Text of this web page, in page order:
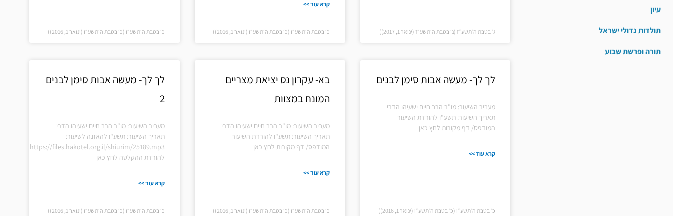
עיון
תולדות גדולי ישראל
תורה ופרשת שבוע
ג׳ בטבת ה׳תשע״ז (ג׳ בטבת ה׳תשע״ז (ינואר 1, 2017))
קרא עוד >>
כ׳ בטבת ה׳תשע״ו (כ׳ בטבת ה׳תשע״ו (ינואר 1, 2016)) כ׳ בטבת ה׳תשע״ו (כ׳ בטבת ה׳תשע״ו (ינואר 1, 2016))
לך לך- מעשה אבות סימן לבנים
מעביר השיעור: מו"ר הרב חיים ישעיהו הדרי
תאריך השיעור: תשע"ו להורדת השיעור
המודפס/ דף מקורות לחץ כאן
קרא עוד >>
כ׳ בטבת ה׳תשע״ו (כ׳ בטבת ה׳תשע״ו (ינואר 1, 2016))
בא- עקרון נס יציאת מצריים
המונח במצוות
מעביר השיעור: מו"ר הרב חיים ישעיהו הדרי
תאריך השיעור: תשע"ו להורדת השיעור
המודפס/ דף מקורות לחץ כאן
קרא עוד >>
כ׳ בטבת ה׳תשע״ו (כ׳ בטבת ה׳תשע״ו (ינואר 1, 2016))
לך לך- מעשה אבות סימן לבנים
2
מעביר השיעור: מו"ר הרב חיים ישעיהו הדרי
תאריך השיעור: תשע"ו להאזנה לשיעור:
https://files.hakotel.org.il/shiurim/25189.mp3
להורדת ההקלטה לחץ כאן
קרא עוד >>
כ׳ בטבת ה׳תשע״ו (כ׳ בטבת ה׳תשע״ו (ינואר 1, 2016))